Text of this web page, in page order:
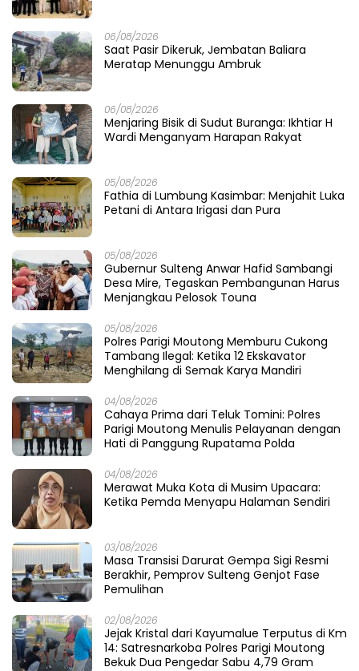
06/08/2026
Saat Pasir Dikeruk, Jembatan Baliara
Meratap Menunggu Ambruk
06/08/2026
Menjaring Bisik di Sudut Buranga: Ikhtiar H
Wardi Menganyam Harapan Rakyat
05/08/2026
Fathia di Lumbung Kasimbar: Menjahit Luka
Petani di Antara Irigasi dan Pura
05/08/2026
Gubernur Sulteng Anwar Hafid Sambangi
Desa Mire, Tegaskan Pembangunan Harus
Menjangkau Pelosok Touna
05/08/2026
Polres Parigi Moutong Memburu Cukong
Tambang Ilegal: Ketika 12 Ekskavator
Menghilang di Semak Karya Mandiri
04/08/2026
Cahaya Prima dari Teluk Tomini: Polres
Parigi Moutong Menulis Pelayanan dengan
Hati di Panggung Rupatama Polda
04/08/2026
Merawat Muka Kota di Musim Upacara:
Ketika Pemda Menyapu Halaman Sendiri
03/08/2026
Masa Transisi Darurat Gempa Sigi Resmi
Berakhir, Pemprov Sulteng Genjot Fase
Pemulihan
02/08/2026
Jejak Kristal dari Kayumalue Terputus di Km
14: Satresnarkoba Polres Parigi Moutong
Bekuk Dua Pengedar Sabu 4,79 Gram